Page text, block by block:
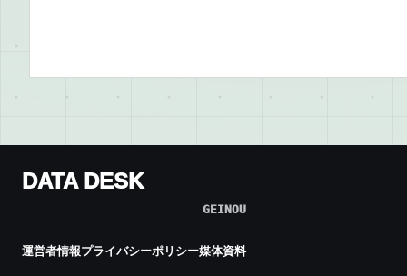
DATA DESK
GEINOU
運営者情報プライバシーポリシー媒体資料